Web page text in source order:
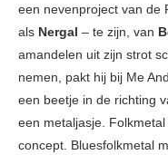
een nevenproject van de
als Nergal – te zijn, van
amandelen uit zijn strot
nemen, pakt hij bij Me
een beetje in de richting
een metaljasje.
concept. Bluesfolkmetal